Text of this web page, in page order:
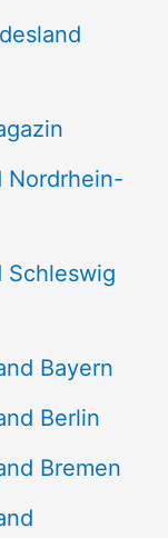
Nordrhein-
Schleswig
Bayern
Berlin
Bremen